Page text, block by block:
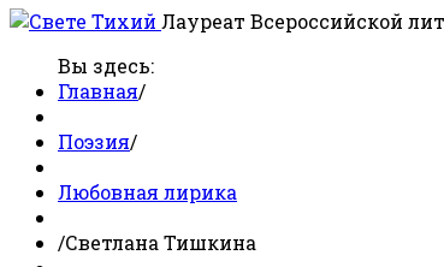
Лауреат Всероссийской
Вы здесь:
Главная/
Поэзия/
Любовная лирика
/Светлана Тишкина